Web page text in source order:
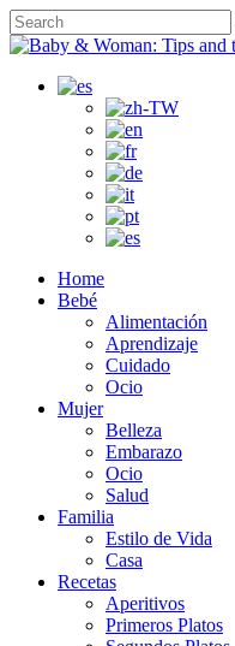
Skip
to
content
Close
search
Menu
Home
Bebé
Alimentación
Aprendizaje
Cuidado
Ocio
Mujer
Belleza
Embarazo
Ocio
Salud
Familia
Estilo de Vida
Casa
Recetas
Aperitivos
Primeros Platos